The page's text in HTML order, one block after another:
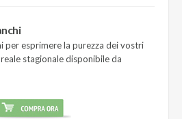
per esprimere la purezza dei vostri
stagionale disponibile da